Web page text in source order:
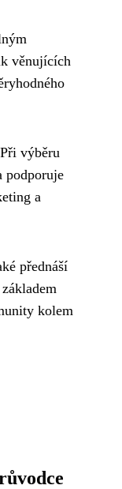
věnujících
výběru
podporuje
a
přednáší
kolem